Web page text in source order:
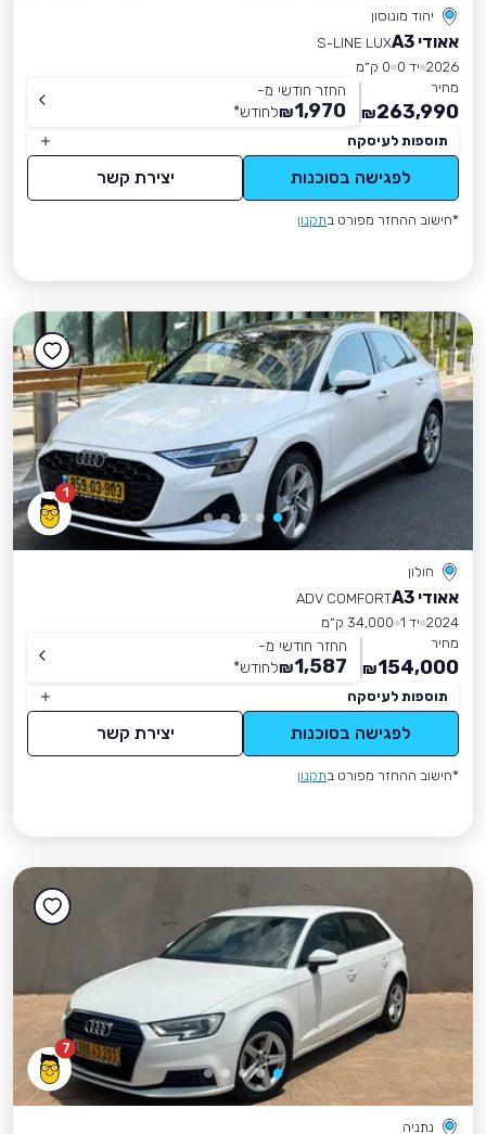
יהוד מונוסון
אאודי A3
S-LINE LUX
2026 יד 0
0 ק״מ
מחיר
263,990
₪
החזר חודשי מ-
1,970
₪לחודש*
תוספות לעיסקה
לפגישה בסוכנות יצירת קשר
*חישוב ההחזר מפורט בתקנון
1
חולון
אאודי A3
ADV COMFORT
2024 יד 1
34,000 ק״מ
מחיר
154,000
₪
החזר חודשי מ-
1,587
₪לחודש*
תוספות לעיסקה
לפגישה בסוכנות יצירת קשר
*חישוב ההחזר מפורט בתקנון
7
נתניה